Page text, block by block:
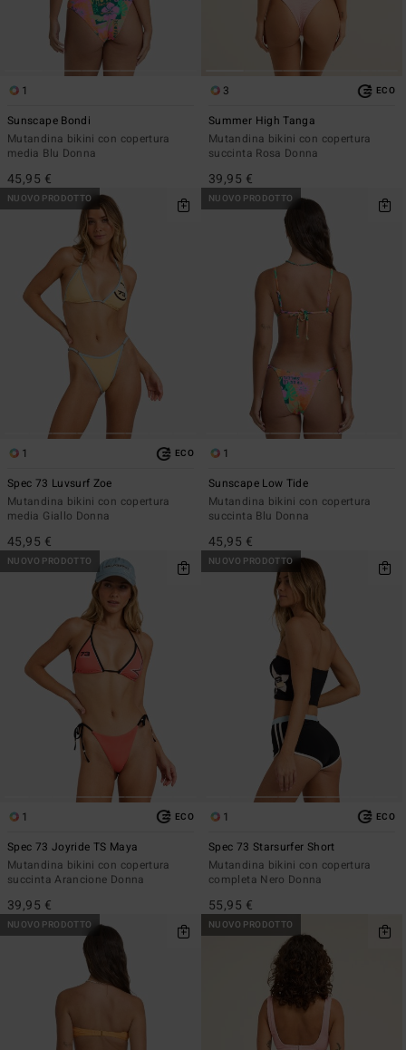
1
Sunscape Bondi
Mutandina bikini con copertura
media Blu Donna
45,95 €
3 ECO
Summer High Tanga
Mutandina bikini con copertura
succinta Rosa Donna
39,95 €
NUOVO PRODOTTO
1 ECO
Spec 73 Luvsurf Zoe
Mutandina bikini con copertura
media Giallo Donna
45,95 €
NUOVO PRODOTTO
1
Sunscape Low Tide
Mutandina bikini con copertura
succinta Blu Donna
45,95 €
NUOVO PRODOTTO
1 ECO
Spec 73 Joyride TS Maya
Mutandina bikini con copertura
succinta Arancione Donna
39,95 €
NUOVO PRODOTTO
1 ECO
Spec 73 Starsurfer Short
Mutandina bikini con copertura
completa Nero Donna
55,95 €
NUOVO PRODOTTO NUOVO PRODOTTO